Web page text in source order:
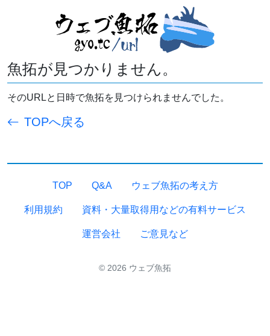
魚拓が見つかりません。
そのURLと日時で魚拓を見つけられませんでした。
TOPへ戻る
TOP Q&A ウェブ魚拓の考え方
利用規約 資料・大量取得用などの有料サービス
運営会社 ご意見など
© 2026 ウェブ魚拓